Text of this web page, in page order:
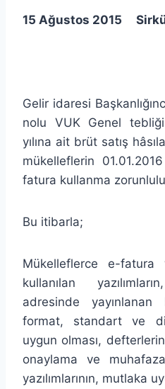
15 Ağustos 2015
Gelir idaresi
nolu VUK Genel
yılına ait brüt satış
mükelleflerin
fatura kullanma
Bu itibarla;
Mükelleflerce e-
kullanılan
adresinde yayınlanan
format, standart ve
uygun olması,
onaylama ve
yazılımlarının, mutlaka